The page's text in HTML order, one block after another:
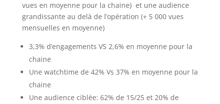
vues en moyenne pour la chaine) et une audience
grandissante au delà de l’opération (+ 5 000 vues
mensuelles en moyenne)
3,3% d’engagements VS 2,6% en moyenne pour la
chaine
Une watchtime de 42% Vs 37% en moyenne pour la
chaine
Une audience ciblée: 62% de 15/25 et 20% de